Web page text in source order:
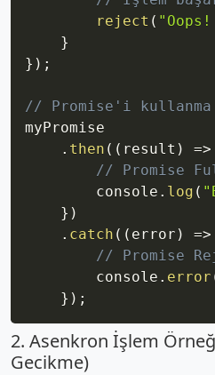
reject (
}
} ) ;
// Promise'i kullanma
myPromise
. then ( ( result ) =>
// Promise
        console
. log (
} )
. catch ( ( error ) =>
// Promise
        console
. error
} ) ;
2. Asenkron İşlem
Gecikme)